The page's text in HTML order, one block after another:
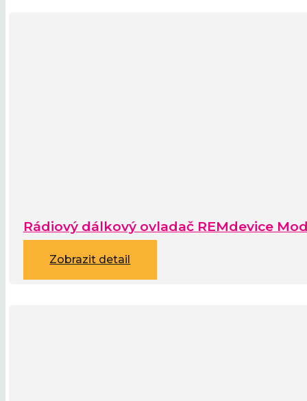
Rádiový dálkový ovladač REMdevice
Zobrazit detail